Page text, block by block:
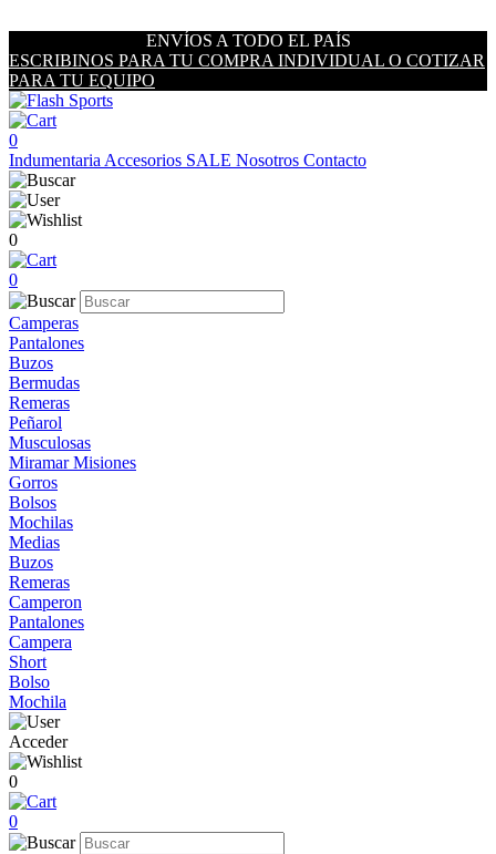
ENVÍOS A TODO EL PAÍS
ESCRIBINOS PARA TU COMPRA INDIVIDUAL O COTIZAR
PARA TU EQUIPO
0
Indumentaria Accesorios SALE Nosotros Contacto
0
0
Camperas
Pantalones
Buzos
Bermudas
Remeras
Peñarol
Musculosas
Miramar Misiones
Gorros
Bolsos
Mochilas
Medias
Buzos
Remeras
Camperon
Pantalones
Campera
Short
Bolso
Mochila
Acceder
0
0